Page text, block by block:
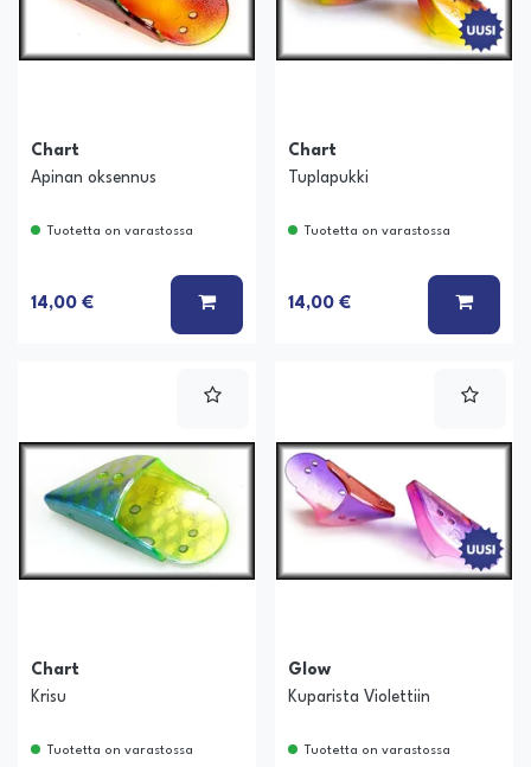
Chart
Apinan oksennus
Tuotetta on varastossa
14,00 € LISÄÄ KORIIN
Chart
Tuplapukki
Tuotetta on varastossa
14,00 € LISÄÄ
Chart
Krisu
Tuotetta on varastossa
Glow
Kuparista Violettiin
Tuotetta on varastossa